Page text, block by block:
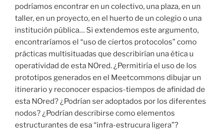
podríamos encontrar en un colectivo, una plaza, en un
taller, en un proyecto, en el huerto de un colegio o una
institución pública… Si extendemos este argumento,
encontraríamos el “uso de ciertos protocolos” como
prácticas multisituadas que describirían una ética u
operatividad de esta NOred. ¿Permitiría el uso de los
prototipos generados en el Meetcommons dibujar un
itinerario y reconocer espacios-tiempos de afinidad de
esta NOred? ¿Podrían ser adoptados por los diferentes
nodos? ¿Podrían describirse como elementos
estructurantes de esa “infra-estrucura ligera”?